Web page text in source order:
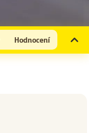
Hodnocení